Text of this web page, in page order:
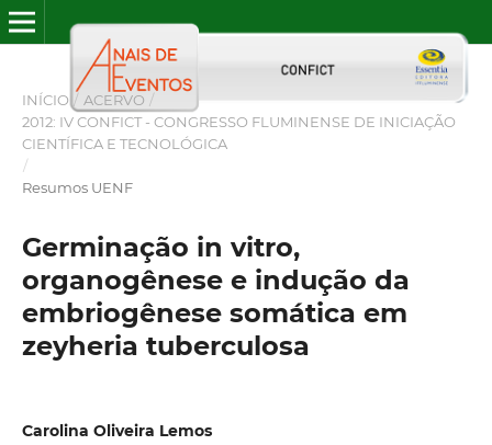
INÍCIO / ACERVO /
2012: IV CONFICT - CONGRESSO FLUMINENSE DE INICIAÇÃO
CIENTÍFICA E TECNOLÓGICA
/
Resumos UENF
Germinação in vitro,
organogênese e indução da
embriogênese somática em
zeyheria tuberculosa
Carolina Oliveira Lemos